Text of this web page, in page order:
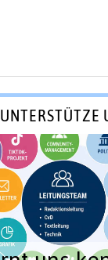
UNTERSTÜTZE